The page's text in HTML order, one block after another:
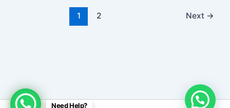
1 2 Next →
Need Help?